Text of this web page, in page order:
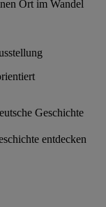
Ort im Wandel
entdecken